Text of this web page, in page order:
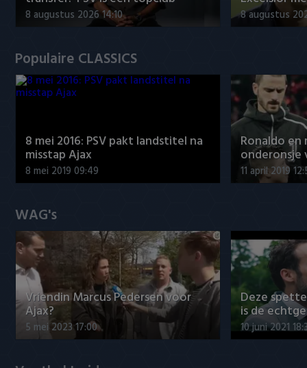
8 augustus 2026 14:10 8 augustus
Populaire CLASSICS
8 mei 2016: PSV pakt landstitel na
misstap Ajax
8 mei 2019 09:49
Ronaldo
onderonsje
11 april 2019
WAG's
Vriendin Marcus Pedersen voor
Ajax?
5 mei 2023 17:00
Deze
is de
10 juni 2021